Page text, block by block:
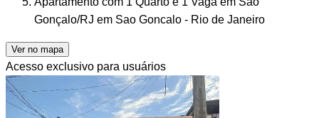
Gonçalo/RJ em Sao Goncalo - Rio de Janeiro
Ver no mapa
Acesso exclusivo para usuários